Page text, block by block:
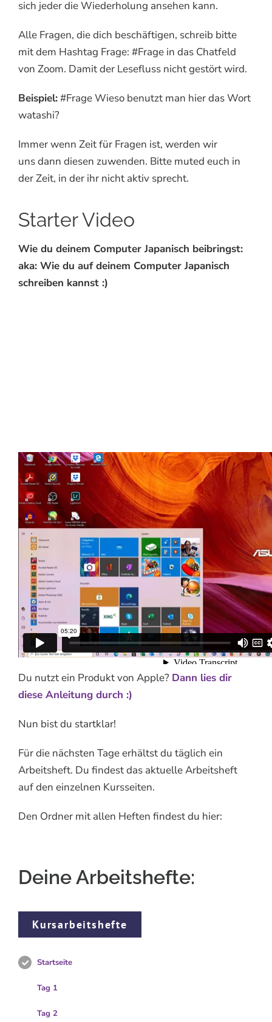
sich jeder die Wiederholung ansehen kann.
Alle Fragen, die dich beschäftigen, schreib bitte
mit dem Hashtag Frage: #Frage in das Chatfeld
von Zoom. Damit der Lesefluss nicht gestört wird.
Beispiel:#Frage Wieso benutzt man hier das Wort
watashi?
Immer wenn Zeit für Fragen ist, werden wir
unsdann diesen zuwenden. Bitte muted euch in
der Zeit, in der ihr nicht aktiv sprecht.
Starter Video
Wie du deinem Computer Japanisch beibringst:
aka: Wie du auf deinem Computer Japanisch
schreiben kannst :)
Du nutzt ein Produkt von Apple? Dann lies dir
diese Anleitung durch :)
Nun bist du startklar!
Für die nächsten Tage erhältst du täglich ein
Arbeitsheft. Du findest das aktuelle Arbeitsheft
auf den einzelnen Kursseiten.
Den Ordner mit allen Heften findest du hier:
Deine Arbeitshefte:
Kursarbeitshefte
Startseite
Tag 1
Tag 2